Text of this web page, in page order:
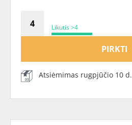
Likutis >4
PIRKTI
Atsiėmimas rugpjūčio 10 d.